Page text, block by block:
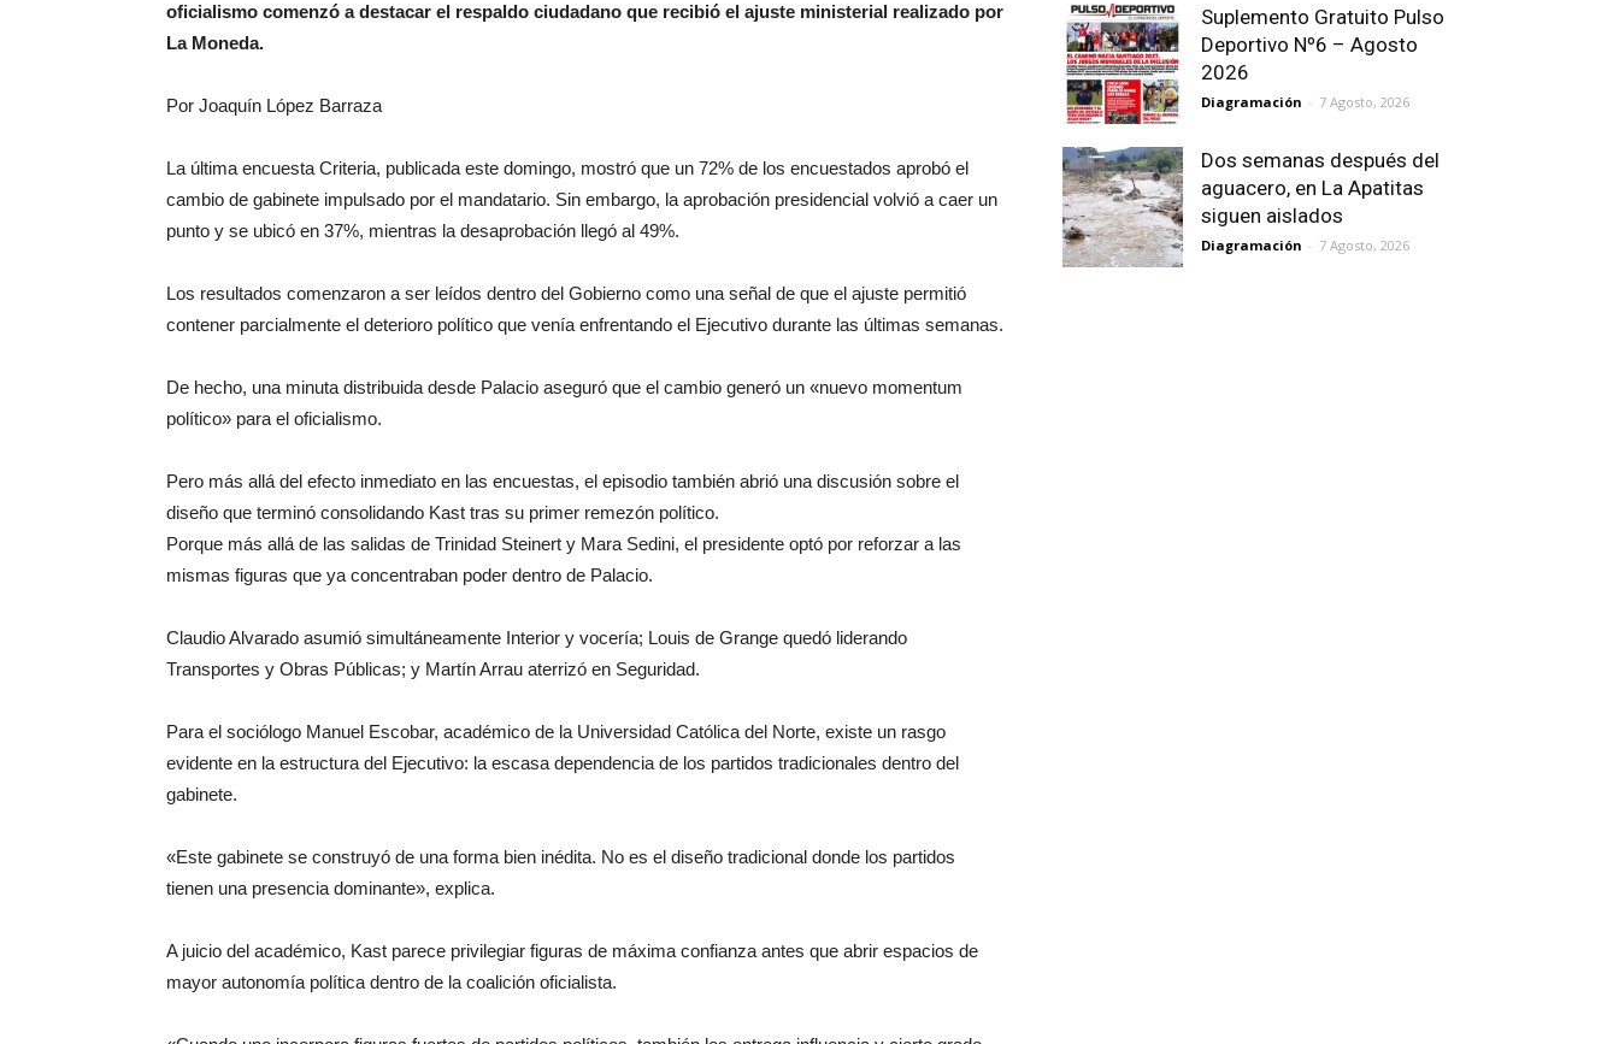
oficialismo comenzó a destacar el respaldo ciudadano que recibió el ajuste ministerial realizado por
La Moneda.
Por Joaquín López Barraza
La última encuesta Criteria, publicada este domingo, mostró que un 72% de los encuestados aprobó el
cambio de gabinete impulsado por el mandatario. Sin embargo, la aprobación presidencial volvió a caer un
punto y se ubicó en 37%, mientras la desaprobación llegó al 49%.
Los resultados comenzaron a ser leídos dentro del Gobierno como una señal de que el ajuste permitió
contener parcialmente el deterioro político que venía enfrentando el Ejecutivo durante las últimas semanas.
De hecho, una minuta distribuida desde Palacio aseguró que el cambio generó un «nuevo momentum
político» para el oficialismo.
Pero más allá del efecto inmediato en las encuestas, el episodio también abrió una discusión sobre el
diseño que terminó consolidando Kast tras su primer remezón político.
Porque más allá de las salidas de Trinidad Steinert y Mara Sedini, el presidente optó por reforzar a las
mismas figuras que ya concentraban poder dentro de Palacio.
Claudio Alvarado asumió simultáneamente Interior y vocería; Louis de Grange quedó liderando
Transportes y Obras Públicas; y Martín Arrau aterrizó en Seguridad.
Para el sociólogo Manuel Escobar, académico de la Universidad Católica del Norte, existe un rasgo
evidente en la estructura del Ejecutivo: la escasa dependencia de los partidos tradicionales dentro del
gabinete.
«Este gabinete se construyó de una forma bien inédita. No es el diseño tradicional donde los partidos
tienen una presencia dominante», explica.
A juicio del académico, Kast parece privilegiar figuras de máxima confianza antes que abrir espacios de
mayor autonomía política dentro de la coalición oficialista.
Suplemento Gratuito Pulso
Deportivo Nº6 – Agosto
2026
Diagramación - 7 Agosto, 2026
Dos semanas después del
aguacero, en La Apatitas
siguen aislados
Diagramación - 7 Agosto, 2026